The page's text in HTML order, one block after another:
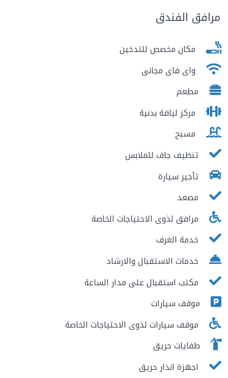
مرافق الفندق
مكان مخصص للتدخين
واى فاى مجانى
مطعم
مركز ليافة بدنية
مسبح
تنظيف جاف للملابس
تأجير سيارة
مصعد
مرافق لذوى الاحتياجات الخاصة
خدمة الغرف
خدمات الاستقبال والارشاد
مكتب استقبال على مدار الساعة
موقف سيارات
موقف سيارات لذوى الاحتياجات الخاصة
طفايات حريق
اجهزة انذار حريق